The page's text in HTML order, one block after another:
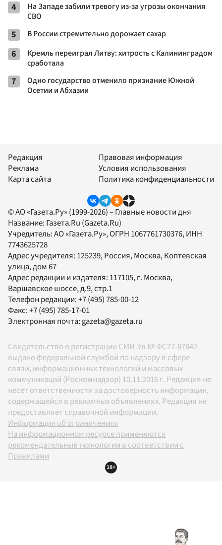
4
На Западе забили тревогу из-за угрозы окончания
СВО
5 В России стремительно дорожает сахар
6
Кремль переиграл Литву: хитрость с Калининградом
сработала
7
Одно государство отменило признание Южной
Осетии и Абхазии
Редакция
Реклама
Карта сайта
Правовая информация
Условия использования
Политика конфиденциальности
© АО «Газета.Ру» (1999-2026) – Главные новости дня
Название: Газета.Ru (Gazeta.Ru)
Учредитель:АО «Газета.Ру», ОГРН 1067761730376, ИНН
7743625728
Адрес учредителя: 125239, Россия, Москва, Коптевская
улица, дом 67
Адрес редакции и издателя: 117105, г. Москва,
Варшавское шоссе, д.9, стр.1
Телефон редакции:+7 (495) 785-00-12
Факс:+7 (495) 785-17-01
Электронная почта:gazeta@gazeta.ru
Свидетельство о регистрации СМИ Эл № ФС77-67642
выдано федеральной службой по надзору в сфере
связи, информационных технологий и массовых
коммуникаций (Роскомнадзор) 10.11.2016 г. Редакция не
несет ответственности за достоверность информации,
содержащейся в рекламных объявлениях. Редакция не
предоставляет справочной информации.
Информация об ограничениях
На информационном ресурсе применяются
рекомендательные технологии в соответствии с
Правилами
18+